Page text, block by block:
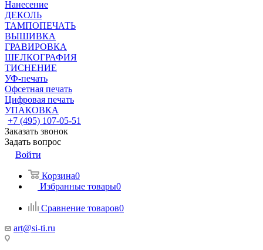
Нанесение
ДЕКОЛЬ
ТАМПОПЕЧАТЬ
ВЫШИВКА
ГРАВИРОВКА
ШЕЛКОГРАФИЯ
ТИСНЕНИЕ
УФ-печать
Офсетная печать
Цифровая печать
УПАКОВКА
+7 (495) 107-05-51
Заказать звонок
Задать вопрос
Войти
Корзина0
Избранные товары0
Сравнение товаров0
art@si-ti.ru